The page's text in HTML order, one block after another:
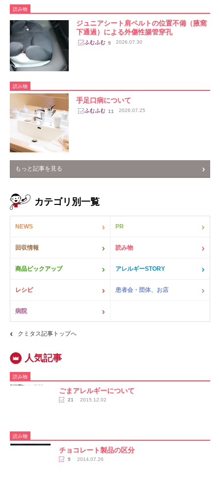
読み物
ジュニアシート肩ベルトの位置不備（腋窩
下通過）による外傷性腸管穿孔
9 2026.07.30
読み物
手足口病について
11 2026.07.25
もっと記事を見る
カテゴリ別一覧
NEWS PR
回収情報 読み物
商品ピックアップ アレルギーSTORY
レシピ 患者会・団体、お店
病院
クミタス記事トップへ
読み物
ごまアレルギーについて
21 2015.12.02
読み物
チョコレート製品の区分
9 2014.07.26